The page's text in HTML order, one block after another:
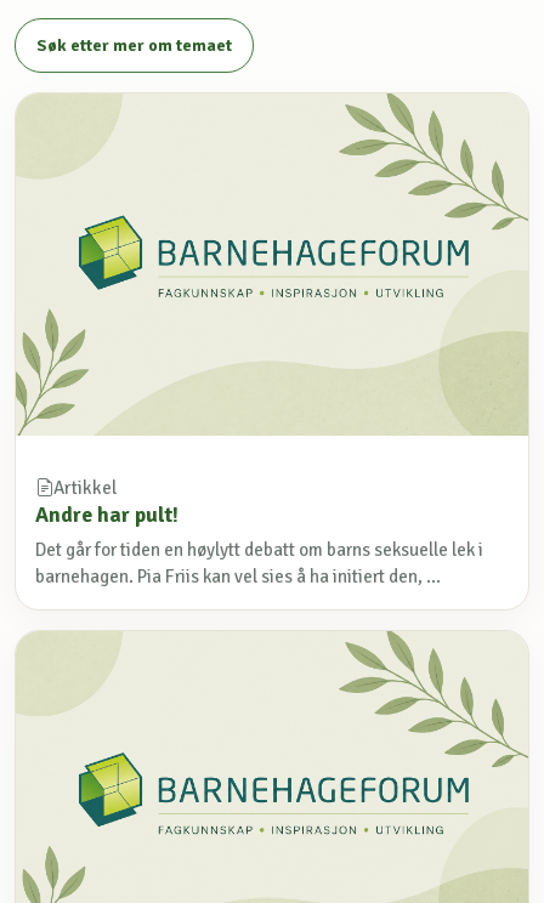
Søk etter mer om temaet
Artikkel
Andre har pult!
Det går for tiden en høylytt debatt om barns seksuelle lek i
barnehagen. Pia Friis kan vel sies å ha initiert den, ...